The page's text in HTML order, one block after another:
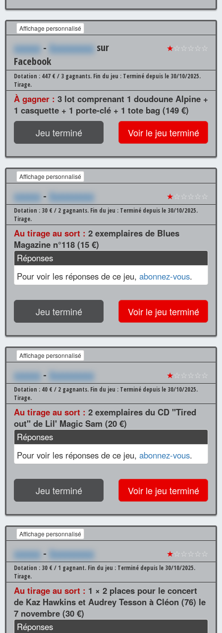
Affichage personnalisé
xxxxxx - Xxxxxxxxxx sur
Facebook
★☆☆☆☆☆
Dotation : 447 € / 3 gagnants. Fin du jeu : Terminé depuis le 30/10/2025.
Tirage.
À gagner : 3 lot comprenant 1 doudoune Alpine +
1 casquette + 1 porte-clé + 1 tote bag (149 €)
Jeu terminé Voir le jeu terminé
Affichage personnalisé
xxxxxx - Xxxxxxxxxx ★☆☆☆☆☆
Dotation : 30 € / 2 gagnants. Fin du jeu : Terminé depuis le 30/10/2025.
Tirage.
Au tirage au sort : 2 exemplaires de Blues
Magazine n°118 (15 €)
Réponses
Pour voir les réponses de ce jeu, abonnez-vous.
Jeu terminé Voir le jeu terminé
Affichage personnalisé
xxxxxx - Xxxxxxxxxx ★☆☆☆☆☆
Dotation : 40 € / 2 gagnants. Fin du jeu : Terminé depuis le 30/10/2025.
Tirage.
Au tirage au sort : 2 exemplaires du CD "Tired
out" de Lil' Magic Sam (20 €)
Réponses
Pour voir les réponses de ce jeu, abonnez-vous.
Jeu terminé Voir le jeu terminé
Affichage personnalisé
xxxxxx - Xxxxxxxxxx ★☆☆☆☆☆
Dotation : 30 € / 1 gagnant. Fin du jeu : Terminé depuis le 30/10/2025.
Tirage.
Au tirage au sort : 1 × 2 places pour le concert
de Kaz Hawkins et Audrey Tesson à Cléon (76) le
7 novembre (30 €)
Réponses